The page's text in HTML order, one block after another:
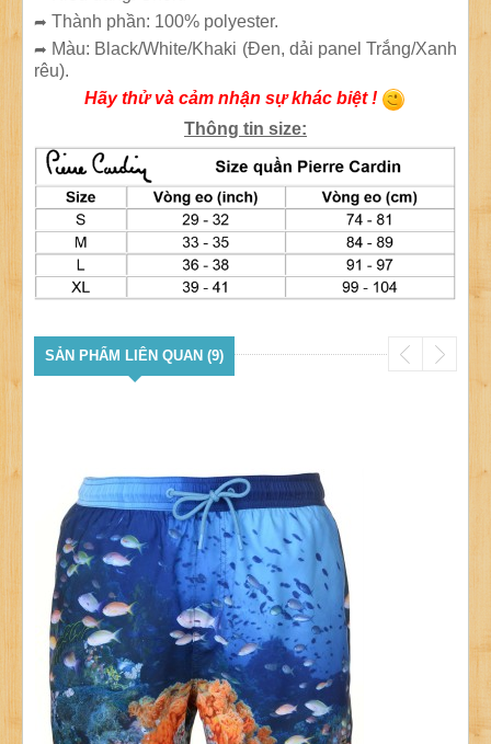
➦ Thành phần: 100% polyester.
➦ Màu: Black/White/Khaki (Đen, dải panel Trắng/Xanh
rêu).
Hãy thử và cảm nhận sự khác biệt !
Thông tin size:
SẢN PHẨM LIÊN QUAN (9)